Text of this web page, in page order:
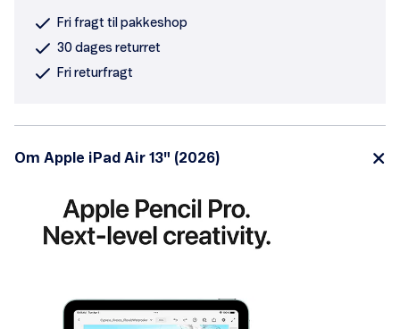
Fri fragt til pakkeshop
30 dages returret
Fri returfragt
Om Apple iPad Air 13" (2026)